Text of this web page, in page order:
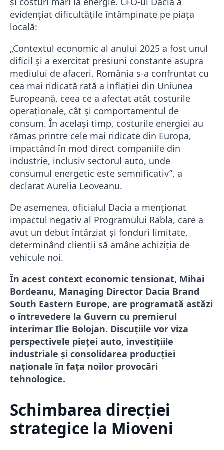
evidențiat dificultățile întâmpinate pe piața
locală:
„Contextul economic al anului 2025 a fost unul
dificil și a exercitat presiuni constante asupra
mediului de afaceri. România s-a confruntat cu
cea mai ridicată rată a inflației din Uniunea
Europeană, ceea ce a afectat atât costurile
operaționale, cât și comportamentul de
consum. În același timp, costurile energiei au
rămas printre cele mai ridicate din Europa,
impactând în mod direct companiile din
industrie, inclusiv sectorul auto, unde
consumul energetic este semnificativ”, a
declarat Aurelia Leoveanu.
De asemenea, oficialul Dacia a menționat
impactul negativ al Programului Rabla, care a
avut un debut întârziat și fonduri limitate,
determinând clienții să amâne achiziția de
vehicule noi.
În acest context economic tensionat, Mihai
Bordeanu, Managing Director Dacia Brand
South Eastern Europe, are programată astăzi
o întrevedere la Guvern cu premierul
interimar Ilie Bolojan. Discuțiile vor viza
perspectivele pieței auto, investițiile
industriale și consolidarea producției
naționale în fața noilor provocări
tehnologice.
Schimbarea direcției
strategice la Mioveni